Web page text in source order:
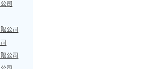
司
公司
公司